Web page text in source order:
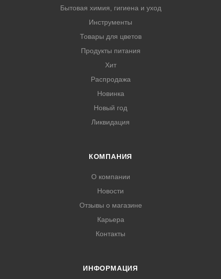
Бытовая химия, гигиена и уход
Инструменты
Товары для цветов
Продукты питания
Хит
Распродажа
Новинка
Новый год
Ликвидация
КОМПАНИЯ
О компании
Новости
Отзывы о магазине
Карьера
Контакты
ИНФОРМАЦИЯ